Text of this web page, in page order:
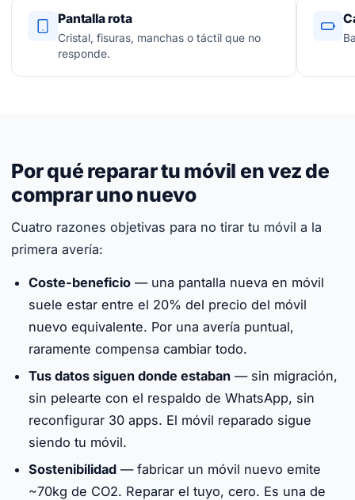
Pantalla rota
Cristal, fisuras, manchas o táctil que no
responde.
Por qué reparar tu móvil en vez de
comprar uno nuevo
Cuatro razones objetivas para no tirar tu móvil a la
primera avería:
Coste-beneficio — una pantalla nueva en móvil
suele estar entre el 20% del precio del móvil
nuevo equivalente. Por una avería puntual,
raramente compensa cambiar todo.
Tus datos siguen donde estaban — sin migración,
sin pelearte con el respaldo de WhatsApp, sin
reconfigurar 30 apps. El móvil reparado sigue
siendo tu móvil.
Sostenibilidad — fabricar un móvil nuevo emite
~70kg de CO2. Reparar el tuyo, cero. Es una de